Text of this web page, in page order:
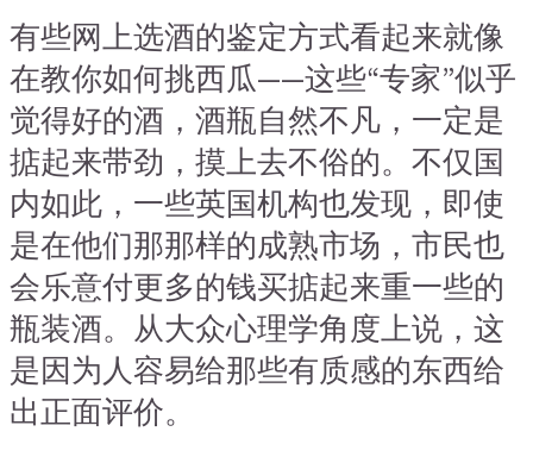
有些网上选酒的鉴定方式看起来就像
在教你如何挑西瓜——这些“专家”似乎
觉得好的酒，酒瓶自然不凡，一定是
掂起来带劲，摸上去不俗的。不仅国
内如此，一些英国机构也发现，即使
是在他们那那样的成熟市场，市民也
会乐意付更多的钱买掂起来重一些的
瓶装酒。从大众心理学角度上说，这
是因为人容易给那些有质感的东西给
出正面评价。